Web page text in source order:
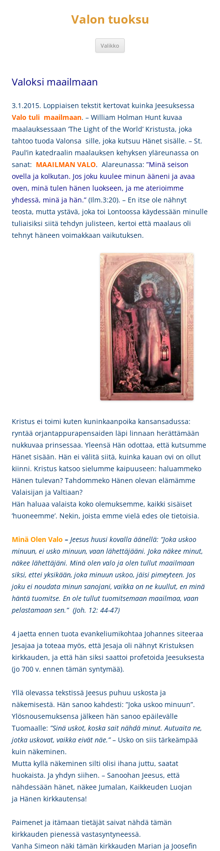
Valon tuoksu
Valikko
Valoksi maailmaan
3.1.2015. Loppiaisen tekstit kertovat kuinka Jeesuksessa
Valo tuli maailmaan. – William Holman Hunt kuvaa
maalauksessaan ’The Light of the World’ Kristusta, joka
tahtoo tuoda Valonsa sille, joka kutsuu Hänet sisälle. – St.
Paul’in katedraalin maalauksen kehyksen yläreunassa on
sanat: MAAILMAN VALO. Alareunassa: ”Minä seison
ovella ja kolkutan. Jos joku kuulee minun ääneni ja avaa
oven, minä tulen hänen luokseen, ja me aterioimme
yhdessä, minä ja hän.” (Ilm.3:20). – En itse ole nähnyt
teosta, mutta ystävä, joka toi Lontoossa käydessään minulle
tuliaisiksi siitä tehdyn julisteen, kertoi että maalaus oli
tehnyt häneen voimakkaan vaikutuksen.
Kristus ei toimi kuten kuninkaanpoika kansansadussa:
ryntää orjantappurapensaiden läpi linnaan herättämään
nukkuvaa prinsessaa. Yleensä Hän odottaa, että kutsumme
Hänet sisään. Hän ei välitä siitä, kuinka kauan ovi on ollut
kiinni. Kristus katsoo sielumme kaipuuseen: haluammeko
Hänen tulevan? Tahdommeko Hänen olevan elämämme
Valaisijan ja Valtiaan?
Hän haluaa valaista koko olemuksemme, kaikki sisäiset
’huoneemme’. Nekin, joista emme vielä edes ole tietoisia.
Minä Olen Valo – Jeesus huusi kovalla äänellä: ”Joka uskoo
minuun, ei usko minuun, vaan lähettäjääni. Joka näkee minut,
näkee lähettäjäni. Minä olen valo ja olen tullut maailmaan
siksi, ettei yksikään, joka minuun uskoo, jäisi pimeyteen. Jos
joku ei noudata minun sanojani, vaikka on ne kuullut, en minä
häntä tuomitse. En ole tullut tuomitsemaan maailmaa, vaan
pelastamaan sen.” (Joh. 12: 44-47)
4 jaetta ennen tuota evankeliumikohtaa Johannes siteeraa
Jesajaa ja toteaa myös, että Jesaja oli nähnyt Kristuksen
kirkkauden, ja että hän siksi saattoi profetoida Jeesuksesta
(jo 700 v. ennen tämän syntymää).
Yllä olevassa tekstissä Jeesus puhuu uskosta ja
näkemisestä. Hän sanoo kahdesti: ”Joka uskoo minuun”.
Ylösnousemuksensa jälkeen hän sanoo epäilevälle
Tuomaalle: ”Sinä uskot, koska sait nähdä minut. Autuaita ne,
jotka uskovat, vaikka eivät näe.”– Usko on siis tärkeämpää
kuin näkeminen.
Mutta kyllä näkeminen silti olisi ihana juttu, saatat
huokaista. Ja yhdyn siihen. – Sanoohan Jeesus, että
nähdessään hänet, näkee Jumalan, Kaikkeuden Luojan
ja Hänen kirkkautensa!
Paimenet ja itämaan tietäjät saivat nähdä tämän
kirkkauden pienessä vastasyntyneessä.
Vanha Simeon näki tämän kirkkauden Marian ja Joosefin